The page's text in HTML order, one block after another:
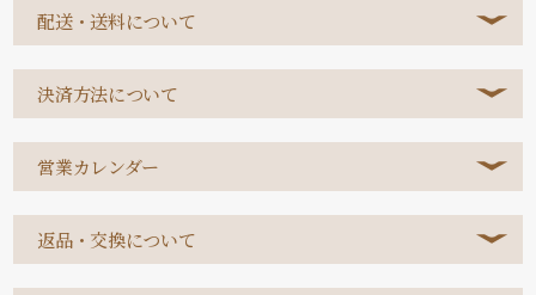
配送・送料について
決済方法について
営業カレンダー
返品・交換について